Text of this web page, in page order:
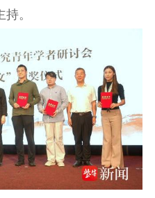
装
科
知
成果集萃
资料下载
传
传
新闻发布
。